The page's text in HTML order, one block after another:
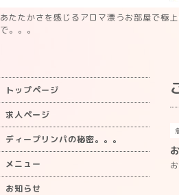
あたたかさを感じるアロマ漂うお部屋で極
で。。。
トップページ
求人ページ
ディープリンパの秘密。。。
メニュー
お知らせ